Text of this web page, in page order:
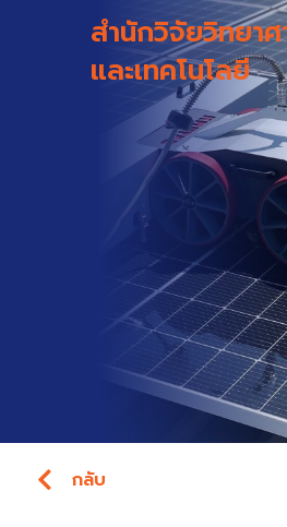
สำนักวิจัยวิทยา
และเทคโนโลยี
กลับ